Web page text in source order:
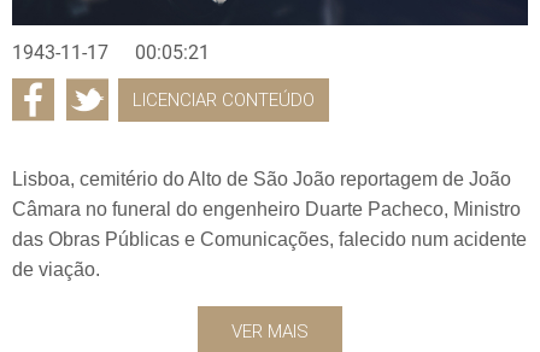
1943-11-17 00:05:21
LICENCIAR CONTEÚDO
Lisboa, cemitério do Alto de São João reportagem de João
Câmara no funeral do engenheiro Duarte Pacheco, Ministro
das Obras Públicas e Comunicações, falecido num acidente
de viação.
VER MAIS